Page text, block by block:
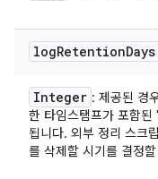
logRetentionDays
Integer : 제공된 경
한 타임스탬프가 포함
됩니다. 외부 정리 스크
를 삭제할 시기를 결정